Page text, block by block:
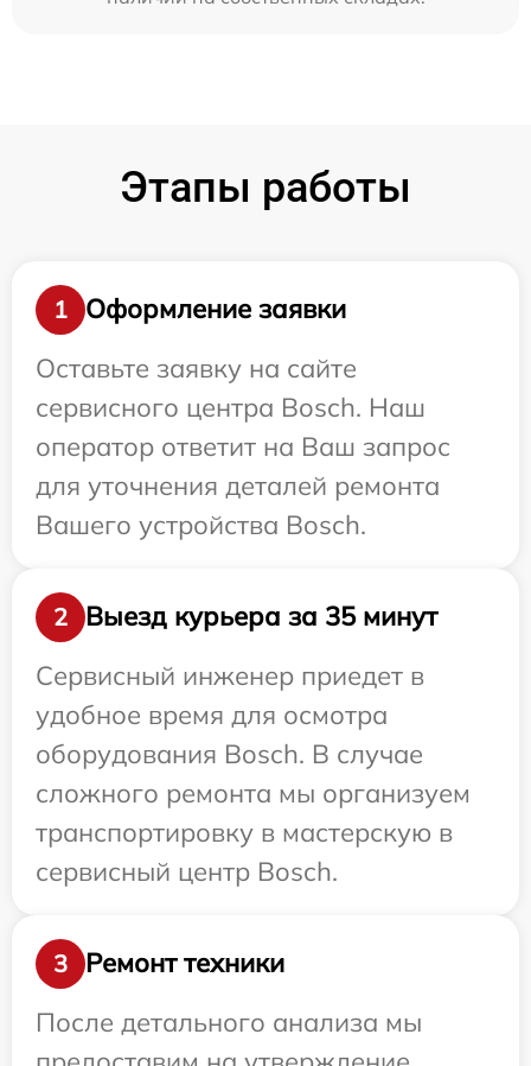
Этапы работы
1
Оформление заявки
Оставьте заявку на сайте
сервисного центра Bosch. Наш
оператор ответит на Ваш запрос
для уточнения деталей ремонта
Вашего устройства Bosch.
2
Выезд курьера за 35 минут
Сервисный инженер приедет в
удобное время для осмотра
оборудования Bosch. В случае
сложного ремонта мы организуем
транспортировку в мастерскую в
сервисный центр Bosch.
3
Ремонт техники
После детального анализа мы